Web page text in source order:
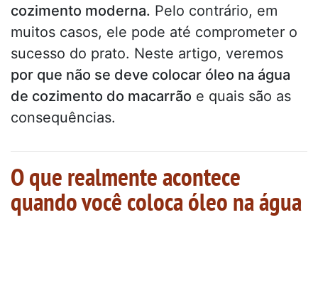
cozimento moderna. Pelo contrário, em
muitos casos, ele pode até comprometer o
sucesso do prato. Neste artigo, veremos
por que não se deve colocar óleo na água
de cozimento do macarrão e quais são as
consequências.
O que realmente acontece
quando você coloca óleo na água